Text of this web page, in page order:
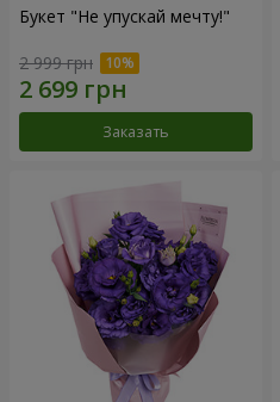
Букет "Не упускай мечту!"
2 999 грн
Заказать